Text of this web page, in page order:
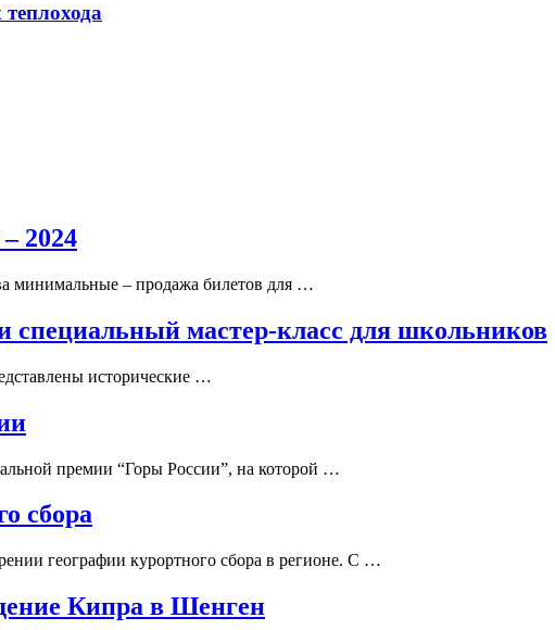
2024
минимальные – продажа билетов для …
специальный мастер-класс для школьников
исторические …
премии “Горы России”, на которой …
сбора
географии курортного сбора в регионе. С …
Кипра в Шенген